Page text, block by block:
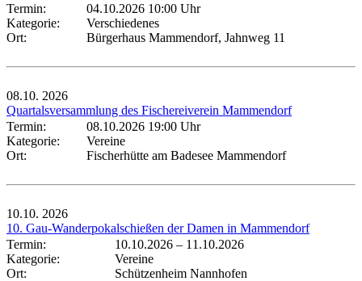
Termin:
04.10.2026 10:00 Uhr
Kategorie:
Verschiedenes
Ort:
Bürgerhaus Mammendorf, Jahnweg 11
08.10. 2026
Quartalsversammlung des Fischereiverein Mammendorf
Termin:
08.10.2026 19:00 Uhr
Kategorie:
Vereine
Ort:
Fischerhütte am Badesee Mammendorf
10.10. 2026
10. Gau-Wanderpokalschießen der Damen in Mammendorf
Termin:
10.10.2026 – 11.10.2026
Kategorie:
Vereine
Ort:
Schützenheim Nannhofen